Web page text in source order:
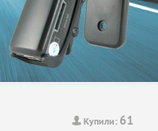
Купили: 61